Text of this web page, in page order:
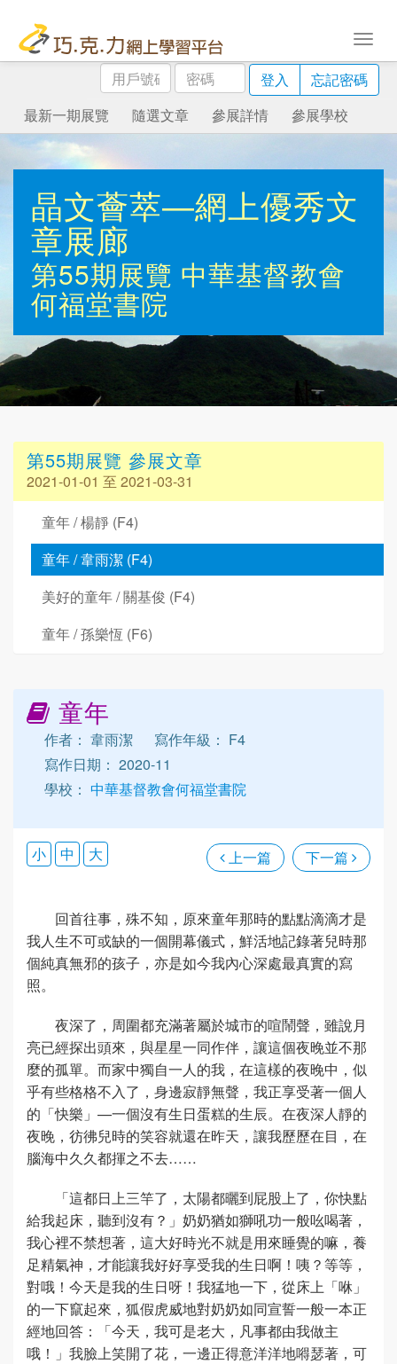
用
戶
號
碼
密
碼
登入
忘記密碼
最新一期展覽
隨選文章 參展詳情 參展學校
晶文薈萃—網上優秀文
章展廊
第55期展覽 中華基督教會
何福堂書院
第55期展覽 參展文章
2021-01-01 至 2021-03-31
童年 / 楊靜 (F4)
童年 / 韋雨潔 (F4)
美好的童年 / 關基俊 (F4)
童年 / 孫樂恆 (F6)
童年
作者： 韋雨潔
寫作年級： F4
寫作日期： 2020-11
學校： 中華基督教會何福堂書院
上一篇 下一篇
小 中 大
回首往事，殊不知，原來童年那時的點點滴滴才是
我人生不可或缺的一個開幕儀式，鮮活地記錄著兒時那
個純真無邪的孩子，亦是如今我內心深處最真實的寫
照。
夜深了，周圍都充滿著屬於城市的喧鬧聲，雖說月
亮已經探出頭來，與星星一同作伴，讓這個夜晚並不那
麼的孤單。而家中獨自一人的我，在這樣的夜晚中，似
乎有些格格不入了，身邊寂靜無聲，我正享受著一個人
的「快樂」—一個沒有生日蛋糕的生辰。在夜深人靜的
夜晚，彷彿兒時的笑容就還在昨天，讓我歷歷在目，在
腦海中久久都揮之不去……
「這都日上三竿了，太陽都曬到屁股上了，你快點
給我起床，聽到沒有？」奶奶猶如獅吼功一般吆喝著，
我心裡不禁想著，這大好時光不就是用來睡覺的嘛，養
足精氣神，才能讓我好好享受我的生日啊！咦？等等，
對哦！今天是我的生日呀！我猛地一下，從床上「咻」
的一下竄起來，狐假虎威地對奶奶如同宣誓一般一本正
經地回答：「今天，我可是老大，凡事都由我做主
哦！」我臉上笑開了花，一邊正得意洋洋地嘚瑟著，可